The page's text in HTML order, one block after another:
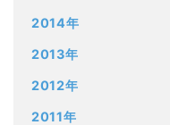
2014年
2013年
2012年
2011年